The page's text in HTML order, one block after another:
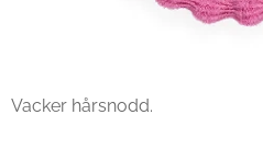
Vacker hårsnodd.